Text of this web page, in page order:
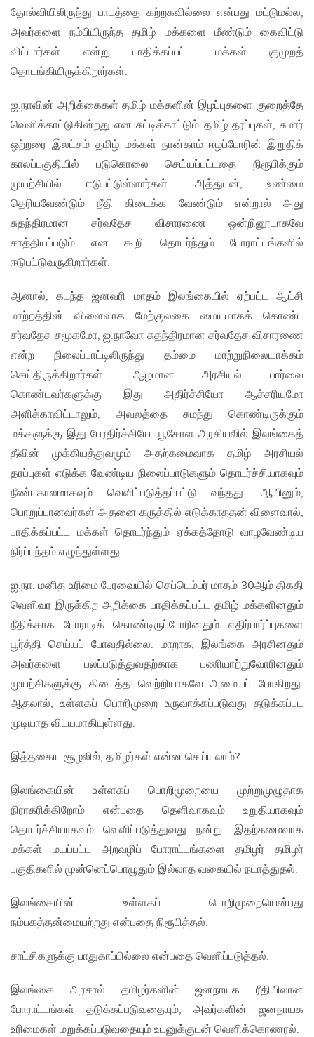
தோல்வியிலிருந்து பாடத்தை கற்றகவில்லை என்பது மட்டுமல்ல,
அவர்களை நம்பியிருந்த தமிழ் மக்களை மீண்டும் கைவிட்டு
விட்டார்கள் என்று பாதிக்கப்பட்ட மக்கள் குமுறத்
தொடங்கியிருக்கிறார்கள்.
ஐ.நாவின் அறிக்கைகள் தமிழ் மக்களின் இழப்புகளை குறைத்தே
வெளிக்காட்டுகின்றது என சுட்டிக்காட்டும் தமிழ் தரப்புகள், சுமார்
ஒற்றரை இலட்சம் தமிழ் மக்கள் நான்காம் ஈழப்போரின் இறுதிக்
காலப்பகுதியில் படுகொலை செய்யப்பட்டதை நிரூபிக்கும்
முயற்சியில் ஈடுபட்டுள்ளார்கள். அத்துடன், உண்மை
தெரியவேண்டும் நீதி கிடைக்க வேண்டும் என்றால் அது
சுதந்திரமான சர்வதேச விசாரணை ஒன்றினூடாகவே
சாத்தியப்படும் என கூறி தொடர்ந்தும் போராட்டங்களில்
ஈடுபட்டுவருகிறார்கள்.
ஆனால், கடந்த ஜனவரி மாதம் இலங்கையில் ஏற்பட்ட ஆட்சி
மாற்றத்தின் விளைவாக மேற்குலகை மையமாகக் கொண்ட
சர்வதேச சமூகமோ, ஐ.நாவோ சுதந்திரமான சர்வதேச விசாரணை
என்ற நிலைப்பாட்டிலிருந்து தம்மை மாற்றுநிலையாக்கம்
செய்திருக்கிறார்கள். ஆழமான அரசியல் பார்வை
கொண்டவர்களுக்கு இது அதிர்ச்சியோ ஆச்சரியமோ
அளிக்காவிட்டாலும், அவலத்தை சுமந்து கொண்டிருக்கும்
மக்களுக்கு இது பேரதிர்ச்சியே. பூகோள அரசியலில் இலங்கைத்
தீவின் முக்கியத்துவமும் அதற்கமைவாக தமிழ் அரசியல்
தரப்புகள் எடுக்க வேண்டிய நிலைப்பாடுகளும் தொடர்ச்சியாகவும்
நீண்டகாலமாகவும் வெளிப்படுத்தப்பட்டு வந்தது. ஆயினும்,
பொறுப்பானவர்கள் அதனை கருத்தில் எடுக்காததன் விளைவால்,
பாதிக்கப்பட்ட மக்கள் தொடர்ந்தும் ஏக்கத்தோடு வாழவேண்டிய
நிர்ப்பந்தம் எழுந்துள்ளது.
ஐ.நா. மனித உரிமை பேரவையில் செப்டெம்பர் மாதம் 30ஆம் திகதி
வெளிவர இருக்கிற அறிக்கை பாதிக்கப்பட்ட தமிழ் மக்களினதும்
நீதிக்காக போராடிக் கொண்டிருப்போரினதும் எதிர்பார்ப்புகளை
பூர்த்தி செய்யப் போவதில்லை. மாறாக, இலங்கை அரசினதும்
அவர்களை பலப்படுத்துவதற்காக பணியாற்றுவோரினதும்
முயற்சிகளுக்கு கிடைத்த வெற்றியாகவே அமையப் போகிறது.
ஆதலால், உள்ளகப் பொறிமுறை உருவாக்கப்படுவது தடுக்கப்பட
முடியாத விடயமாகியுள்ளது.
இத்தகைய சூழலில், தமிழர்கள் என்ன செய்யலாம்?
இலங்கையின் உள்ளகப் பொறிமுறையை முற்றுமுழுதாக
நிராகரிக்கிறோம் என்பதை தெளிவாகவும் உறுதியாகவும்
தொடர்ச்சியாகவும் வெளிப்படுத்துவது நன்று. இதற்கமைவாக
மக்கள் மயப்பட்ட அறவழிப் போராட்டங்களை தமிழர் தமிழர்
பகுதிகளில் முன்னெப்பொழுதும் இல்லாத வகையில் நடாத்துதல்.
இலங்கையின் உள்ளகப் பொறிமுறையென்பது
நம்பகத்தன்மையற்றது என்பதை நிரூபித்தல்.
சாட்சிகளுக்கு பாதுகாப்பில்லை என்பதை வெளிப்படுத்தல்.
இலங்கை அரசால் தமிழர்களின் ஜனநாயக ரீதியிலான
போராட்டங்கள் தடுக்கப்படுவதையும், அவர்களின் ஜனநாயக
உரிமைகள் மறுக்கப்படுவதையும் உடனுக்குடன் வெளிக்கொணரல்.